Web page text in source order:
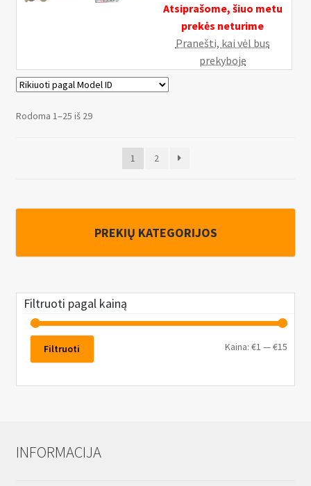
Atsiprašome, šiuo metu
prekės neturime
Pranešti, kai vėl bus
prekyboje
Rodoma 1–25 iš 29
1 2
PREKIŲ KATEGORIJOS
Filtruoti pagal kainą
Filtruoti Kaina:€1 —€15
INFORMACIJA